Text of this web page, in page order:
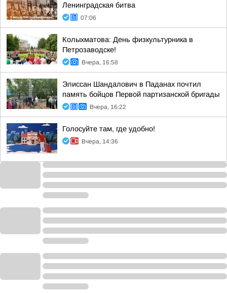
Ленинградская битва
07:06
Колыхматова: День физкультурника в
Петрозаводске!
Вчера, 16:58
Элиссан Шандалович в Паданах почтил
память бойцов Первой партизанской бригады
Вчера, 16:22
Голосуйте там, где удобно!
Вчера, 14:36